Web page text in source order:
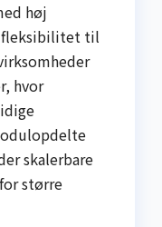
høj
fleksibilitet til
hvor
skalerbare
større